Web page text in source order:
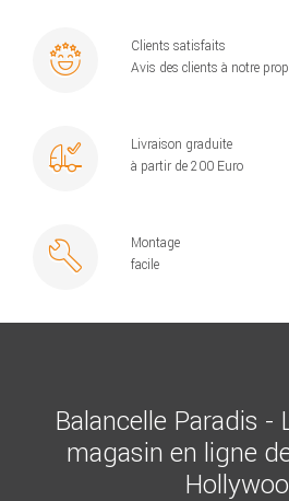
Clients satisfaits
Avis des clients à notre
Livraison graduite
à partir de 200 Euro
Montage
facile
Balancelle Paradis -
magasin en ligne